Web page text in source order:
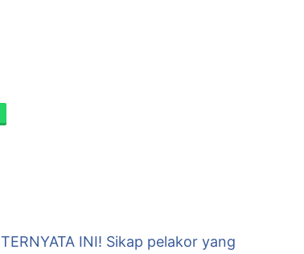
TERNYATA INI! Sikap pelakor yang